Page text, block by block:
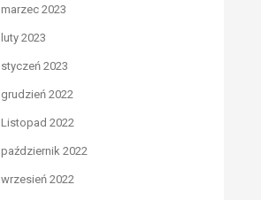
marzec 2023
luty 2023
styczeń 2023
grudzień 2022
Listopad 2022
październik 2022
wrzesień 2022